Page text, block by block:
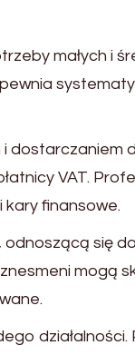
małych i
dostarczaniem
VAT.
kary finansowe.
odnoszącą się
mogą
działalności.